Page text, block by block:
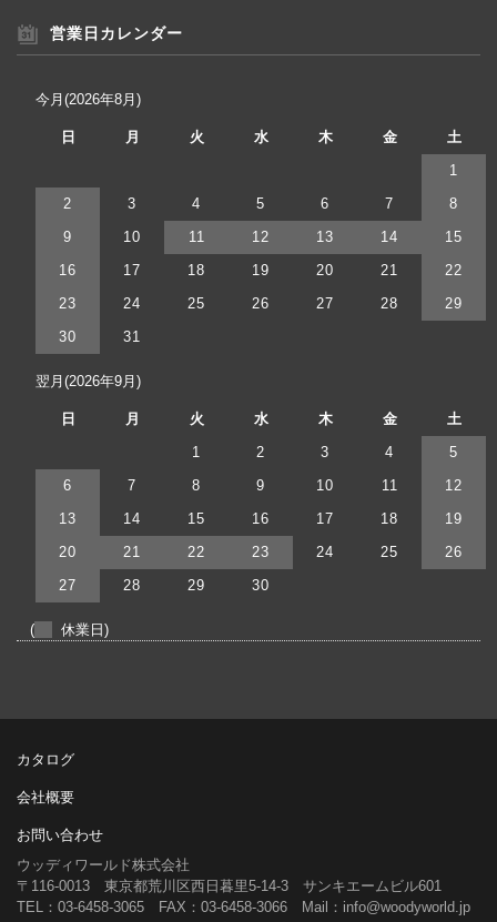
営業日カレンダー
今月(2026年8月)
日 月 火 水 木 金
土
1
2
3 4 5 6 7
8
9
10 11 12 13 14
15
16
17 18 19 20 21
22
23
24 25 26 27 28
29
30
31
翌月(2026年9月)
日 月 火 水 木 金
土
1
2 3 4
5
6
7 8 9 10 11
12
13
14 15 16 17 18
19
20
21 22 23 24 25
26
27
28 29 30
( 休業日)
カタログ
会社概要
お問い合わせ
ウッディワールド株式会社
〒116-0013 東京都荒川区西日暮里5-14-3 サンキエームビル601
TEL：03-6458-3065 FAX：03-6458-3066 Mail：info@woodyworld.jp